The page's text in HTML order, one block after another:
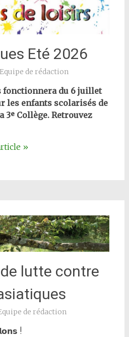
Eté 2026
Equipe de rédaction
fonctionnera du 6 juillet
les enfants scolarisés de
3ᵉ Collège. Retrouvez
»
lutte contre
de rédaction
!